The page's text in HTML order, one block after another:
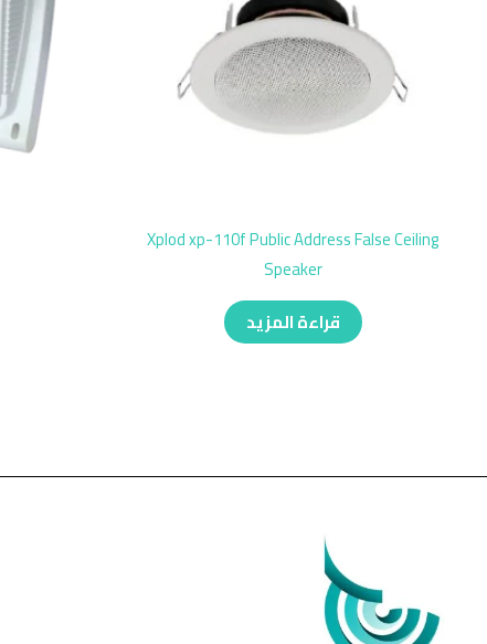
Xplod xp-110f Public Address False Ceiling
Speaker
قراءة المزيد